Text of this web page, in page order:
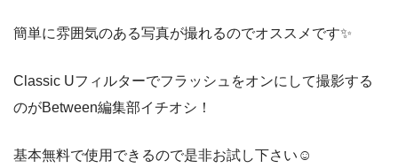
簡単に雰囲気のある写真が撮れるのでオススメです✨
Classic Uフィルターでフラッシュをオンにして撮影する
のがBetween編集部イチオシ！
基本無料で使用できるので是非お試し下さい☺️